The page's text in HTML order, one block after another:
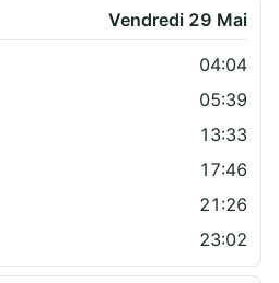
Vendredi 29 Mai
04:04
05:39
13:33
17:46
21:26
23:02